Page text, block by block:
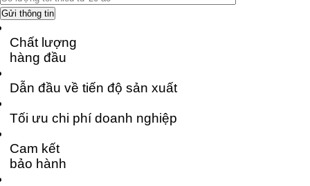
Chất lượng
hàng đầu
Dẫn đầu về tiến độ sản xuất
Tối ưu chi phí doanh nghiệp
Cam kết
bảo hành